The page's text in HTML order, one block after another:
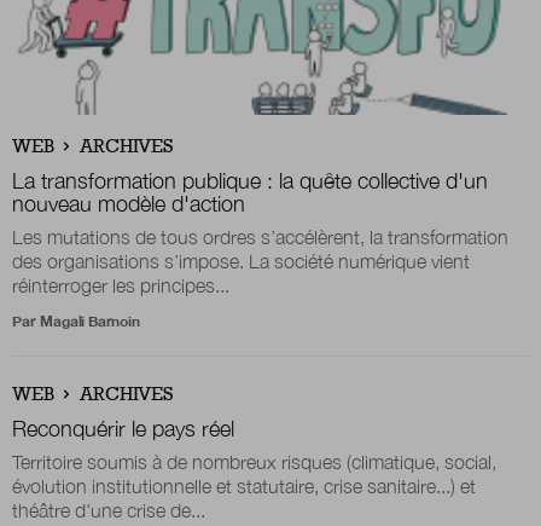
WEB ARCHIVES
La transformation publique : la quête collective d'un
nouveau modèle d'action
Les mutations de tous ordres s’accélèrent, la transformation
des organisations s’impose. La société numérique vient
réinterroger les principes...
Par Magali Barnoin
WEB ARCHIVES
Reconquérir le pays réel
Territoire soumis à de nombreux risques (climatique, social,
évolution institutionnelle et statutaire, crise sanitaire...) et
théâtre d'une crise de...